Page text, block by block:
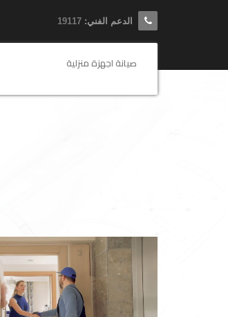
الدعم الفني: 19117
صيانة اجهزة منزلية